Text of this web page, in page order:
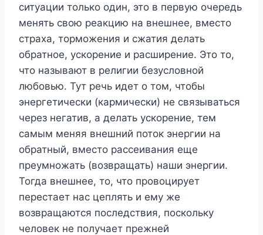
ситуации только один, это в первую очередь
менять свою реакцию на внешнее, вместо
страха, торможения и сжатия делать
обратное, ускорение и расширение. Это то,
что называют в религии безусловной
любовью. Тут речь идет о том, чтобы
энергетически (кармически) не связываться
через негатив, а делать ускорение, тем
самым меняя внешний поток энергии на
обратный, вместо рассеивания еще
преумножать (возвращать) наши энергии.
Тогда внешнее, то, что провоцирует
перестает нас цеплять и ему же
возвращаются последствия, поскольку
человек не получает прежней